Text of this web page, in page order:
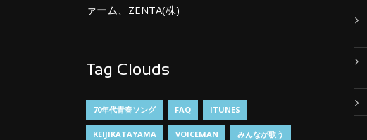
ァーム、 ZENTA(株)
Tag Clouds
70年代青春ソング FAQ ITUNES
KEIJIKATAYAMA VOICEMAN みんなが歌う